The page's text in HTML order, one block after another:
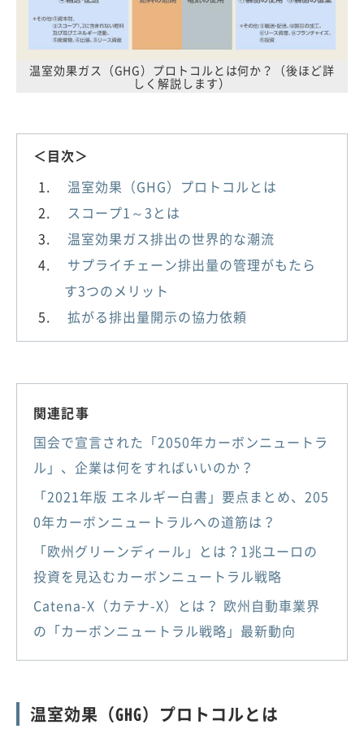
温室効果ガス（GHG）プロトコルとは何か？（後ほど詳
しく解説します）
＜目次＞
温室効果（GHG）プロトコルとは
スコープ1～3とは
温室効果ガス排出の世界的な潮流
サプライチェーン排出量の管理がもたら
す3つのメリット
拡がる排出量開示の協力依頼
関連記事
国会で宣言された「2050年カーボンニュートラ
ル」、企業は何をすればいいのか？
「2021年版 エネルギー白書」要点まとめ、205
0年カーボンニュートラルへの道筋は？
「欧州グリーンディール」とは？1兆ユーロの
投資を見込むカーボンニュートラル戦略
Catena-X（カテナ-X）とは？ 欧州自動車業界
の「カーボンニュートラル戦略」最新動向
温室効果（GHG）プロトコルとは